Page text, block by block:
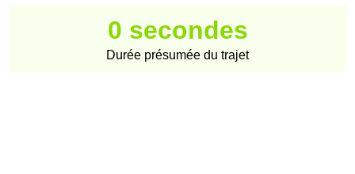
0 secondes
Durée présumée du trajet